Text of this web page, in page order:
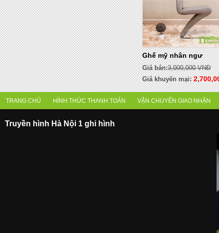
Ghế mỹ nhân ngư
Giá bán:3,000,000 VNĐ
Giá khuyến mại:
TRANG CHỦ HÌNH THỨC THANH TOÁN VẬN CHUYỂN GIAO NHẬN
Truyền hình Hà Nội 1 ghi hình